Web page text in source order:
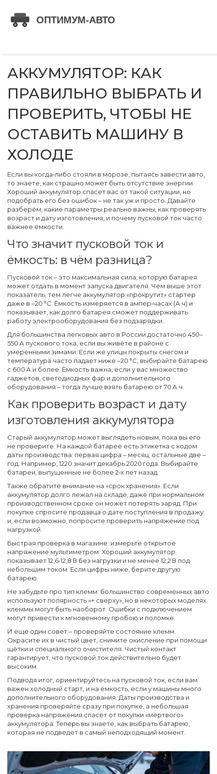
АККУМУЛЯТОР: КАК
ПРАВИЛЬНО ВЫБРАТЬ И
ПРОВЕРИТЬ, ЧТОБЫ НЕ
ОСТАВИТЬ МАШИНУ В
ХОЛОДЕ
Если вы когда‑либо стояли в морозе, пытаясь завести авто,
то знаете, как страшно может быть отсутствие энергии.
Хороший аккумулятор спасет вас от такой ситуации, но
подобрать его без ошибок – не так уж и просто. Давайте
разберём, какие параметры реально важны, как проверять
возраст и дату изготовления, и почему пусковой ток часто
важнее ёмкости.
Что значит пусковой ток и
ёмкость: в чём разница?
Пусковой ток – это максимальная сила, которую батарея
может отдать в момент запуска двигателя. Чем выше этот
показатель, тем легче аккумулятор «прокрутит» стартер
даже в –20 °C. Ёмкость измеряется в ампер‑часах (А·ч) и
показывает, как долго батарея сможет поддерживать
работу электрооборудования без подзарядки.
Для большинства легковых авто в России достаточно 450–
550 А пускового тока, если вы живёте в районе с
умеренными зимами. Если же улицы покрыты снегом и
температура часто падает ниже –20 °C, выбирайте батарею
с 600 А и более. Ёмкость важна, если у вас множество
гаджетов, светодиодных фар и дополнительного
оборудования – тогда лучше взять батарею от 70 А·ч.
Как проверить возраст и дату
изготовления аккумулятора
Старый аккумулятор может выглядеть новым, пока вы его
не проверите. На каждой батарее есть этикетка с кодом
даты производства: первая цифра – месяц, остальные две –
год. Например, 1220 значит декабрь 2020 года. Выбирайте
батареи, выпущенные не более 2‑х лет назад.
Также обратите внимание на «срок хранения». Если
аккумулятор долго лежал на складе, даже при нормальном
производственном сроке он может потерять заряд. При
покупке спросите продавца о дате поступления в продажу
и, если возможно, попросите проверить напряжение под
нагрузкой.
Быстрая проверка в магазине: измерьте открытое
напряжение мультиметром. Хороший аккумулятор
показывает 12,6‑12,8 В без нагрузки и не менее 12,2 В под
небольшим током. Если цифры ниже, берите другую
батарею.
Не забудьте про тип клемм: большинство современных авто
используют полярность «+ сверху», но в некоторых моделях
клеммы могут быть наоборот. Ошибки с подключением
могут привести к мгновенному пробою и поломке.
И ещё один совет – проверяйте состояние клемм.
Окрасите их в чистый цвет, снимите окисление при помощи
щётки и специального очистителя. Чистый контакт
гарантирует, что пусковой ток действительно будет
высоким.
Подводя итог, ориентируйтесь на пусковой ток, если вам
важен холодный старт, и на ёмкость, если у машины много
дополнительного оборудования. Даты производства и
хранения проверяйте сразу при покупке, а небольшая
проверка напряжения спасёт от покупки «мёртвого»
аккумулятора. Теперь вы знаете, как выбрать батарею,
которая не подведёт в самый неподходящий момент.